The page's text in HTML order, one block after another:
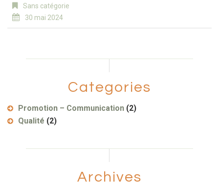
Sans catégorie
30 mai 2024
Categories
Promotion – Communication (2)
Qualité (2)
Archives